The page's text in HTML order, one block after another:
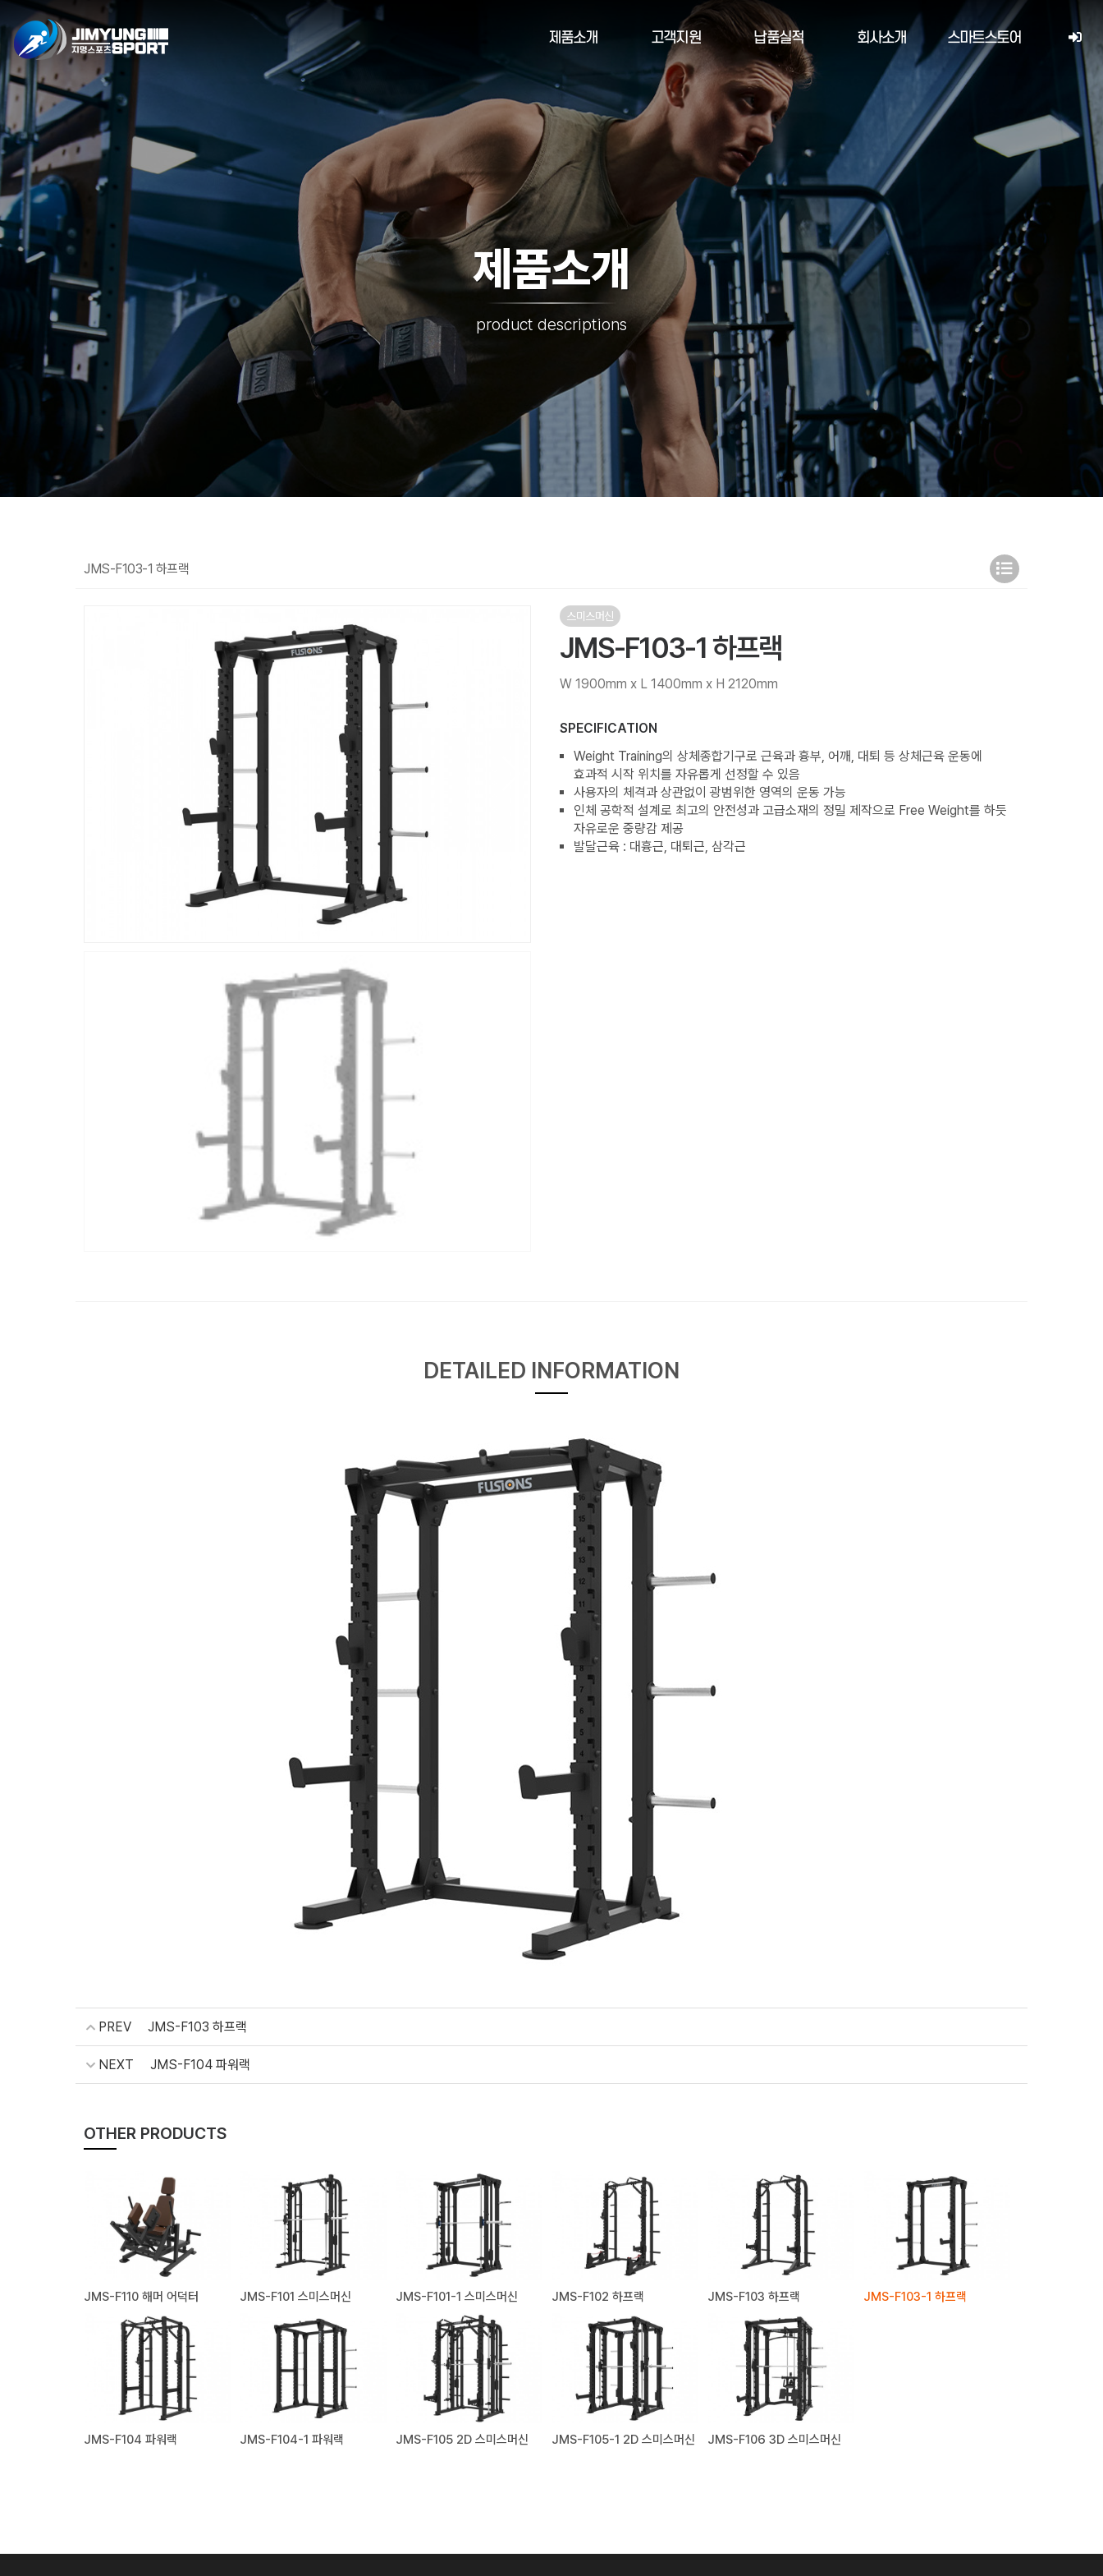
제품소개 고객지원 납품실적 회사소개 스마트스토어
제품소개
product descriptions
JMS-F103-1 하프랙
스미스머신
JMS-F103-1 하프랙
W 1900mm x L 1400mm x H 2120mm
SPECIFICATION
Weight Training의 상체종합기구로 근육과 흉부, 어깨, 대퇴 등 상체근육 운동에
효과적 시작 위치를 자유롭게 선정할 수 있음
사용자의 체격과 상관없이 광범위한 영역의 운동 가능
인체 공학적 설계로 최고의 안전성과 고급소재의 정밀 제작으로 Free Weight를 하듯
자유로운 중량감 제공
발달근육 : 대흉근, 대퇴근, 삼각근
DETAILED INFORMATION
PREV JMS-F103 하프랙
NEXT JMS-F104 파워랙
OTHER PRODUCTS
JMS-F110 해머 어덕터 JMS-F101 스미스머신 JMS-F101-1 스미스머신 JMS-F102 하프랙 JMS-F103 하프랙 JMS-F103-1 하프랙
JMS-F104 파워랙 JMS-F104-1 파워랙 JMS-F105 2D 스미스머신 JMS-F105-1 2D 스미스머신 JMS-F106 3D 스미스머신